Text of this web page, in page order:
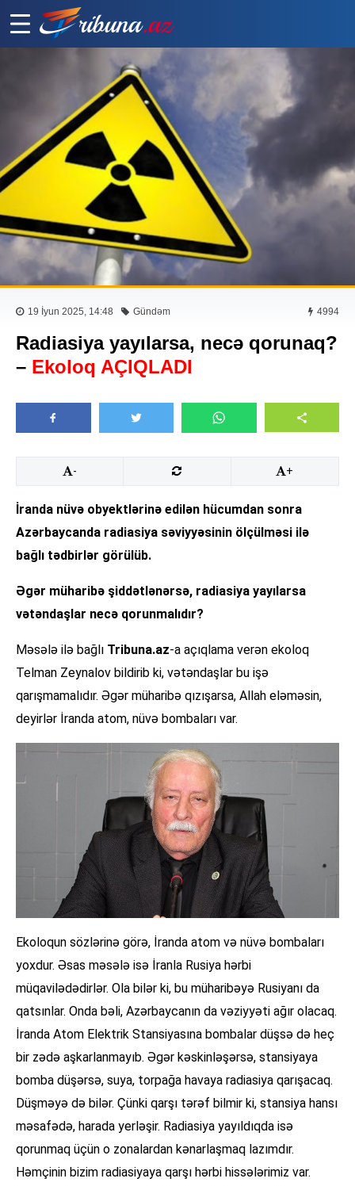
19 İyun 2025, 14:48 Gündəm 4994
Radiasiya yayılarsa, necə qorunaq?
– Ekoloq AÇIQLADI
- +
İranda nüvə obyektlərinə edilən hücumdan sonra
Azərbaycanda radiasiya səviyyəsinin ölçülməsi ilə
bağlı tədbirlər görülüb.
Əgər müharibə şiddətlənərsə, radiasiya yayılarsa
vətəndaşlar necə qorunmalıdır?
Məsələ ilə bağlı Tribuna.az-a açıqlama verən ekoloq
Telman Zeynalov bildirib ki, vətəndaşlar bu işə
qarışmamalıdır. Əgər müharibə qızışarsa, Allah eləməsin,
deyirlər İranda atom, nüvə bombaları var.
Ekoloqun sözlərinə görə, İranda atom və nüvə bombaları
yoxdur. Əsas məsələ isə İranla Rusiya hərbi
müqavilədədirlər. Ola bilər ki, bu müharibəyə Rusiyanı da
qatsınlar. Onda bəli, Azərbaycanın da vəziyyəti ağır olacaq.
İranda Atom Elektrik Stansiyasına bombalar düşsə də heç
bir zədə aşkarlanmayıb. Əgər kəskinləşərsə, stansiyaya
bomba düşərsə, suya, torpağa havaya radiasiya qarışacaq.
Düşməyə də bilər. Çünki qarşı tərəf bilmir ki, stansiya hansı
məsafədə, harada yerləşir. Radiasiya yayıldıqda isə
qorunmaq üçün o zonalardan kənarlaşmaq lazımdır.
Həmçinin bizim radiasiyaya qarşı hərbi hissələrimiz var.